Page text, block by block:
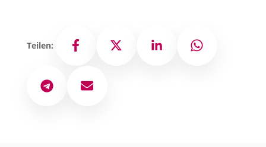
Teilen: Facebook X LinkedIn WhatsApp
Telegram E-Mail